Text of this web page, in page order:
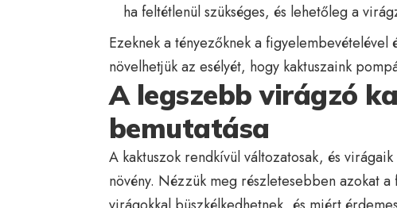
ha feltétlenül szükséges, és lehetőleg a
Ezeknek a tényezőknek a figyelembevételével
növelhetjük az esélyét, hogy kaktuszaink
A legszebb virágzó
bemutatása
A kaktuszok rendkívül változatosak, és
növény. Nézzük meg részletesebben azokat